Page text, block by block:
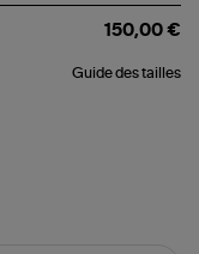
150,00 €
Guide des tailles